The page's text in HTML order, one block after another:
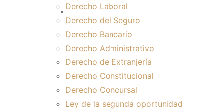
Derecho Laboral
Derecho del Seguro
Derecho Bancario
Derecho Administrativo
Derecho de Extranjería
Derecho Constitucional
Derecho Concursal
Ley de la segunda oportunidad